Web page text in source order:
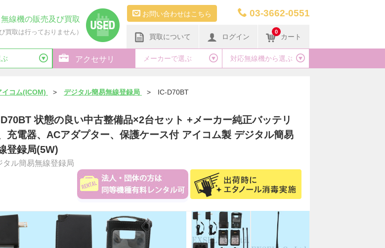
線機の販売及び買取
買取は行っておりません）
お問い合わせはこちら 03-3662-0551
買取について ログイン
0
カート
アクセサリ メーカーで選ぶ 対応無線機から選ぶ
イコム(ICOM) > デジタル簡易無線登録局 > IC-D70BT
状態の良い中古整備品×2台セット +メーカー純正バッテリ
充電器、ACアダプター、保護ケース付 アイコム製 デジタル簡易
登録局(5W)
タル簡易無線登録局